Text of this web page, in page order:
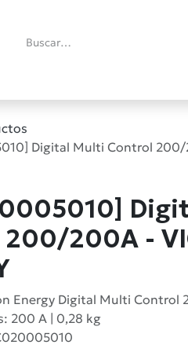
Digital Multi Control 200/
200A -
Energy Digital Multi Control
200 A | 0,28 kg